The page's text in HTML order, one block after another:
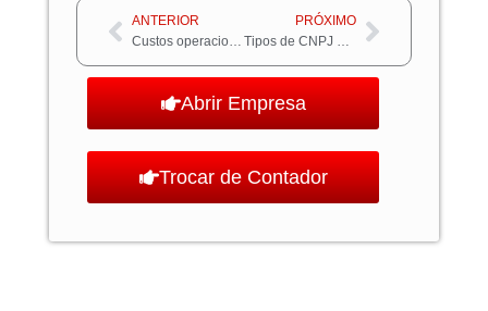
Anterior
ANTERIOR
Custos operacionais: 5 passos para reduzi-los em pet shops
PRÓXIMO
Tipos de CNPJ para afiliados: saiba como escolher Próximo
Abrir Empresa
Trocar de Contador